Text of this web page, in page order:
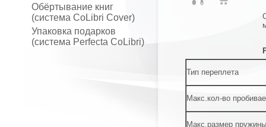
Обёртывание книг
(система CoLibri Cover)
Упаковка подарков
(система Perfecta CoLibri)
Тип переплета
Макс.кол-во
Макс.размер пружины